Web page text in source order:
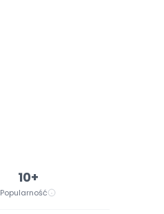
10+
Popularność